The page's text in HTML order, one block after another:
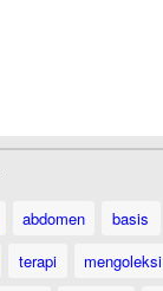
abdomen basis
terapi mengoleksi